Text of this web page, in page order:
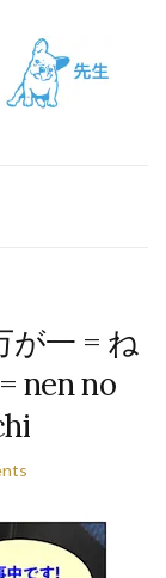
が一 = ね
nen no